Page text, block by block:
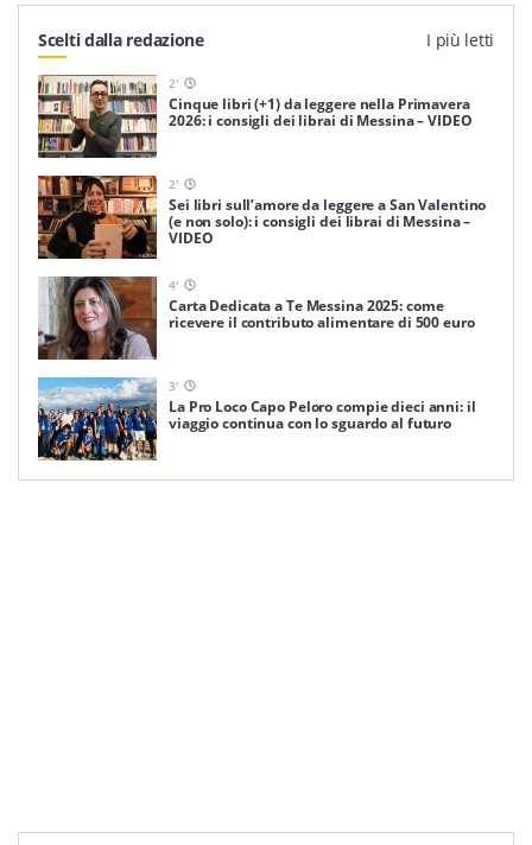
Scelti dalla redazione I più letti
2'
Cinque libri (+1) da leggere nella Primavera
2026: i consigli dei librai di Messina – VIDEO
2'
Sei libri sull’amore da leggere a San Valentino
(e non solo): i consigli dei librai di Messina –
VIDEO
4'
Carta Dedicata a Te Messina 2025: come
ricevere il contributo alimentare di 500 euro
3'
La Pro Loco Capo Peloro compie dieci anni: il
viaggio continua con lo sguardo al futuro